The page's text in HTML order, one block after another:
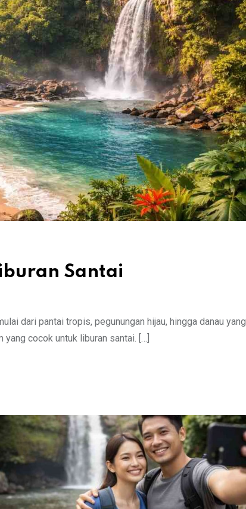
Santai
dari pantai tropis, pegunungan hijau, hingga danau yang
cocok untuk liburan santai. […]